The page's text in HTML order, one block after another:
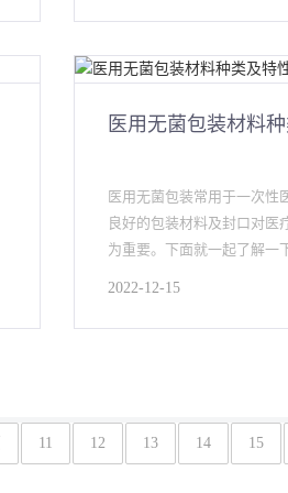
医用无菌包装材料
医用无菌包装常用于一次性
良好的包装材料及封口对医
为重要。下面就一起了解一
2022-12-15
11 12 13 14 15